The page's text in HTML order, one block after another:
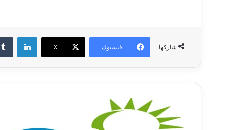
شاركها فيسبوك ‫X
الكهربائي